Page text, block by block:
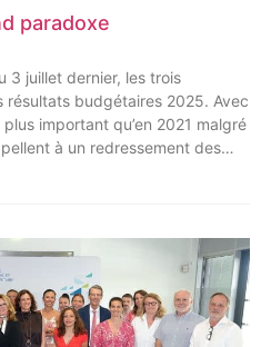
paradoxe
3 juillet dernier, les trois
résultats budgétaires 2025. Avec
important qu’en 2021 malgré
à un redressement des